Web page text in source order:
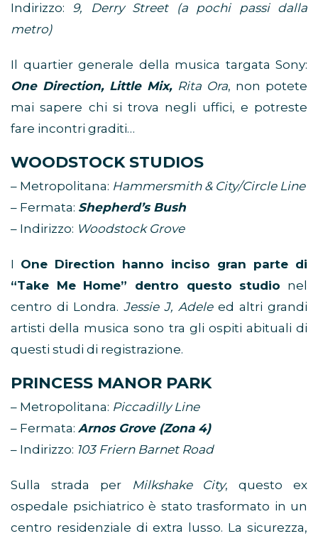
Indirizzo: 9, Derry Street (a pochi passi dalla
metro)
Il quartier generale della musica targata Sony:
One Direction, Little Mix,Rita Ora, non potete
mai sapere chi si trova negli uffici, e potreste
fare incontri graditi…
WOODSTOCK STUDIOS
– Metropolitana: Hammersmith & City/Circle Line
– Fermata: Shepherd’s Bush
– Indirizzo: Woodstock Grove
I One Direction hanno inciso gran parte di
“Take Me Home” dentro questo studio nel
centro di Londra. Jessie J, Adeleed altri grandi
artisti della musica sono tra gli ospiti abituali di
questi studi di registrazione.
PRINCESS MANOR PARK
– Metropolitana: Piccadilly Line
– Fermata: Arnos Grove (Zona 4)
– Indirizzo: 103 Friern Barnet Road
Sulla strada per Milkshake City, questo ex
ospedale psichiatrico è stato trasformato in un
centro residenziale di extra lusso. La sicurezza,